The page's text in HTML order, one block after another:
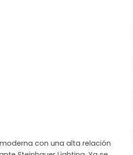
con una alta relación